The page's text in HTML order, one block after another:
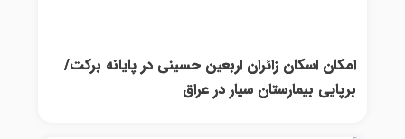
امکان اسکان زائران اربعین حسینی در پایانه برکت/
برپایی بیمارستان سیار در عراق